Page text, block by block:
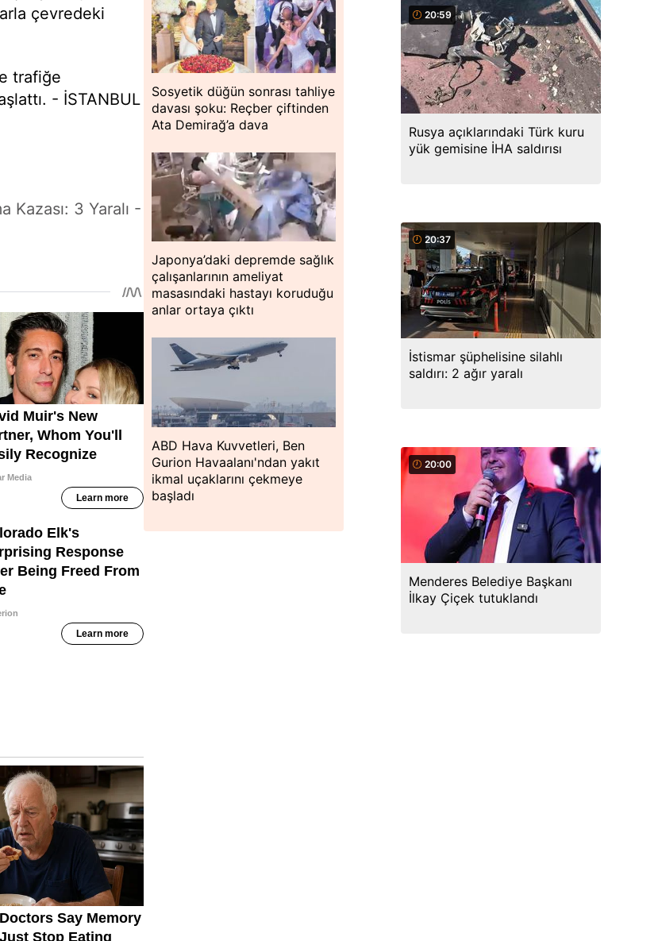
çevredeki
trafiğe
- İSTANBUL
Kazası: 3 Yaralı -
Sosyetik düğün sonrası tahliye
davası şoku: Reçber çiftinden
Ata Demirağ’a dava
Japonya’daki depremde sağlık
çalışanlarının ameliyat
masasındaki hastayı koruduğu
anlar ortaya çıktı
ABD Hava Kuvvetleri, Ben
Gurion Havaalanı'ndan yakıt
ikmal uçaklarını çekmeye
başladı
20:59
Rusya açıklarındaki Türk kuru
yük gemisine İHA saldırısı
20:37
İstismar şüphelisine silahlı
saldırı: 2 ağır yaralı
20:00
Menderes Belediye Başkanı
İlkay Çiçek tutuklandı